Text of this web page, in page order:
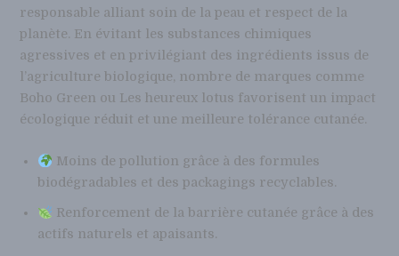
responsable alliant soin de la peau et respect de la
planète. En évitant les substances chimiques
agressives et en privilégiant des ingrédients issus de
l’agriculture biologique, nombre de marques comme
Boho Green ou Les heureux lotus favorisent un impact
écologique réduit et une meilleure tolérance cutanée.
Moins de pollution grâce à des formules
biodégradables et des packagings recyclables.
Renforcement de la barrière cutanée grâce à des
actifs naturels et apaisants.